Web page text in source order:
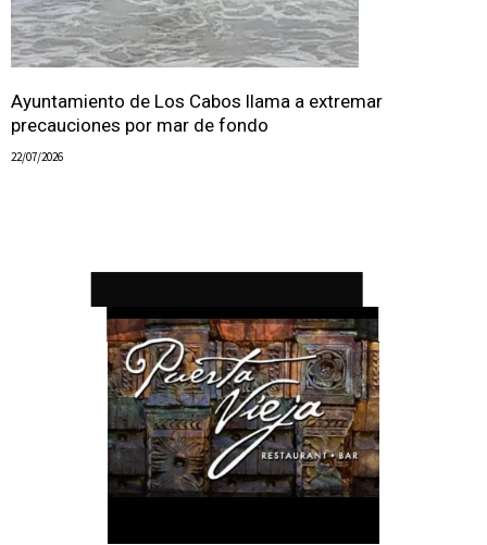
Ayuntamiento de Los Cabos llama a extremar
precauciones por mar de fondo
22/07/2026